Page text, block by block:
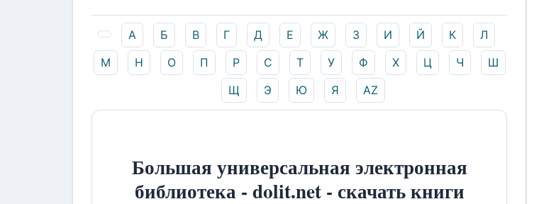
А Б В Г Д Е Ж З И Й К
Л
М
Н О П Р С Т У Ф Х Ц Ч
Ш
Щ
Э Ю Я AZ
Большая универсальная электронная
библиотека - dolit.net - скачать книги